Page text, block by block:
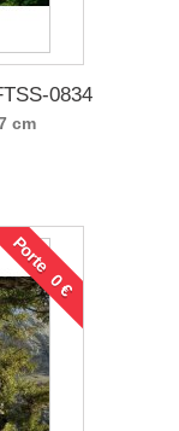
0834
cm
Porte 0 €